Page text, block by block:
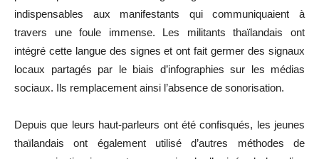
indispensables aux manifestants qui communiquaient à
travers une foule immense. Les militants thaïlandais ont
intégré cette langue des signes et ont fait germer des signaux
locaux partagés par le biais d’infographies sur les médias
sociaux. Ils remplacement ainsi l’absence de sonorisation.
Depuis que leurs haut-parleurs ont été confisqués, les jeunes
thaïlandais ont également utilisé d’autres méthodes de